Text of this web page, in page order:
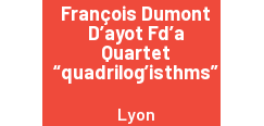
François Dumont
D’ayot Fd’a
Quartet
“quadrilog’isthms”
Lyon